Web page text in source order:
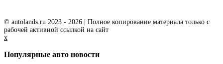
© autolands.ru 2023 - 2026 | Полное копирование материала только с
рабочей активной ссылкой на сайт
x
Популярные авто новости